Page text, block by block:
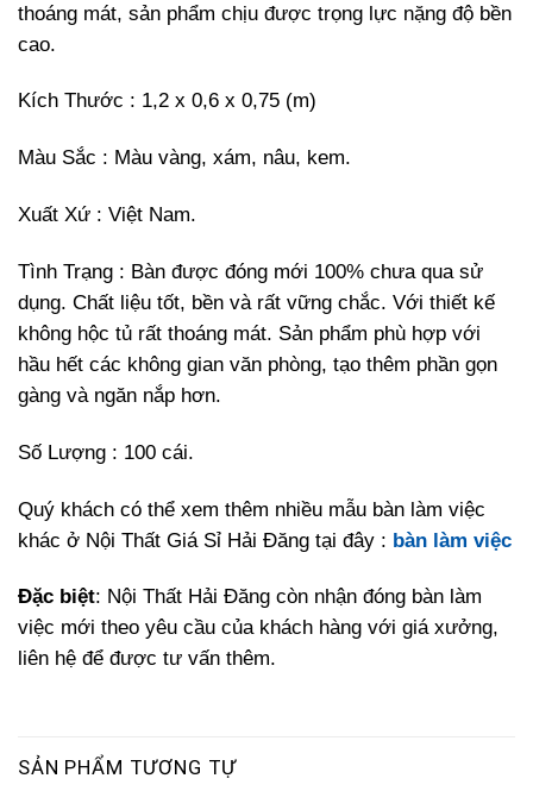
thoáng mát, sản phẩm chịu được trọng lực nặng độ bền
cao.
Kích Thước : 1,2 x 0,6 x 0,75 (m)
Màu Sắc : Màu vàng, xám, nâu, kem.
Xuất Xứ : Việt Nam.
Tình Trạng : Bàn được đóng mới 100% chưa qua sử
dụng. Chất liệu tốt, bền và rất vững chắc. Với thiết kế
không hộc tủ rất thoáng mát. Sản phẩm phù hợp với
hầu hết các không gian văn phòng, tạo thêm phần gọn
gàng và ngăn nắp hơn.
Số Lượng : 100 cái.
Quý khách có thể xem thêm nhiều mẫu bàn làm việc
khác ở Nội Thất Giá Sỉ Hải Đăng tại đây : bàn làm việc
Đặc biệt: Nội Thất Hải Đăng còn nhận đóng bàn làm
việc mới theo yêu cầu của khách hàng với giá xưởng,
liên hệ để được tư vấn thêm.
SẢN PHẨM TƯƠNG TỰ